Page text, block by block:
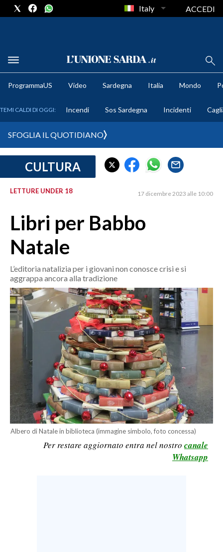
METEO
CRONACA SARDEGNA
MEDIO CAMPIDANO
ORISTANO E PROVINCIA
GALLURA
NUORO E PROVINCIA
OGLIASTRA
AGENDA
ITALIA
POLITICA
ECONOMIA
SERVIZI ALLE IMPRESE
Italy ACCEDI
ProgrammaUS Video Sardegna Italia Mondo
TEMI CALDI DI OGGI: Incendi Sos Sardegna Incidenti
SFOGLIA IL QUOTIDIANO
CULTURA
LETTURE UNDER 18 17 dicembre 2023 alle 10:00
Libri per Babbo
Natale
L’editoria natalizia per i giovani non conosce crisi e si
aggrappa ancora alla tradizione
Albero di Natale in biblioteca (immagine simbolo, foto concessa)
Per restare aggiornato entra nel nostro canale
Whatsapp